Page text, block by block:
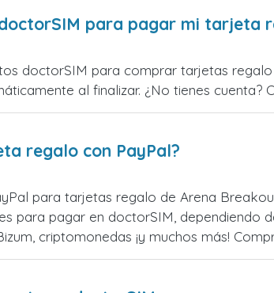
para pagar mi tarjeta
doctorSIM para comprar tarjetas
al finalizar. ¿No tienes
regalo con PayPal?
para tarjetas regalo de Arena
para pagar en doctorSIM, dependiendo
criptomonedas ¡y muchos más!